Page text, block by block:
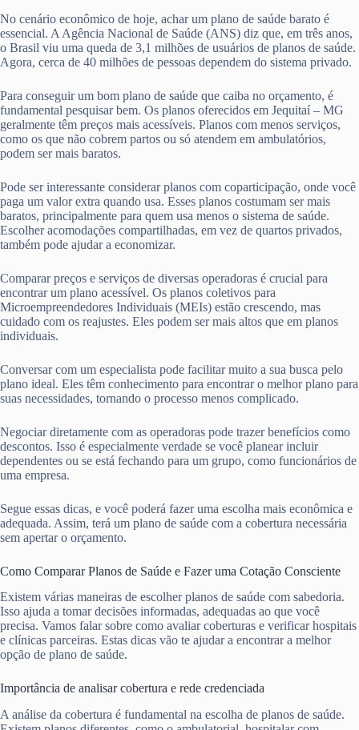
No cenário econômico de hoje, achar um plano de saúde barato é
essencial. A Agência Nacional de Saúde (ANS) diz que, em três anos,
o Brasil viu uma queda de 3,1 milhões de usuários de planos de saúde.
Agora, cerca de 40 milhões de pessoas dependem do sistema privado.
Para conseguir um bom plano de saúde que caiba no orçamento, é
fundamental pesquisar bem. Os planos oferecidos em Jequitaí – MG
geralmente têm preços mais acessíveis. Planos com menos serviços,
como os que não cobrem partos ou só atendem em ambulatórios,
podem ser mais baratos.
Pode ser interessante considerar planos com coparticipação, onde você
paga um valor extra quando usa. Esses planos costumam ser mais
baratos, principalmente para quem usa menos o sistema de saúde.
Escolher acomodações compartilhadas, em vez de quartos privados,
também pode ajudar a economizar.
Comparar preços e serviços de diversas operadoras é crucial para
encontrar um plano acessível. Os planos coletivos para
Microempreendedores Individuais (MEIs) estão crescendo, mas
cuidado com os reajustes. Eles podem ser mais altos que em planos
individuais.
Conversar com um especialista pode facilitar muito a sua busca pelo
plano ideal. Eles têm conhecimento para encontrar o melhor plano para
suas necessidades, tornando o processo menos complicado.
Negociar diretamente com as operadoras pode trazer benefícios como
descontos. Isso é especialmente verdade se você planear incluir
dependentes ou se está fechando para um grupo, como funcionários de
uma empresa.
Segue essas dicas, e você poderá fazer uma escolha mais econômica e
adequada. Assim, terá um plano de saúde com a cobertura necessária
sem apertar o orçamento.
Como Comparar Planos de Saúde e Fazer uma Cotação Consciente
Existem várias maneiras de escolher planos de saúde com sabedoria.
Isso ajuda a tomar decisões informadas, adequadas ao que você
precisa. Vamos falar sobre como avaliar coberturas e verificar hospitais
e clínicas parceiras. Estas dicas vão te ajudar a encontrar a melhor
opção de plano de saúde.
Importância de analisar cobertura e rede credenciada
A análise da cobertura é fundamental na escolha de planos de saúde.